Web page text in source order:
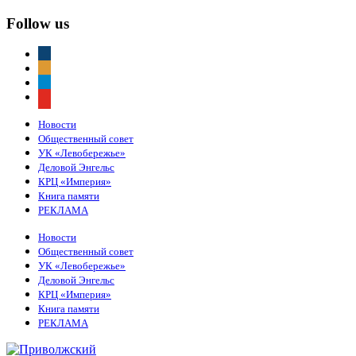
Follow us
Новости
Общественный совет
УК «Левобережье»
Деловой Энгельс
КРЦ «Империя»
Книга памяти
РЕКЛАМА
Новости
Общественный совет
УК «Левобережье»
Деловой Энгельс
КРЦ «Империя»
Книга памяти
РЕКЛАМА